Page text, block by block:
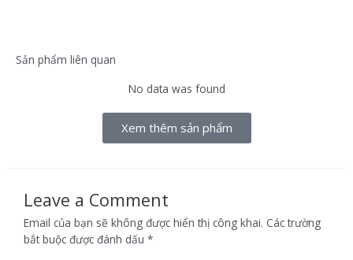
Sản phẩm liên quan
No data was found
Xem thêm sản phẩm
Leave a Comment
Email của bạn sẽ không được hiển thị công khai. Các trường
bắt buộc được đánh dấu *